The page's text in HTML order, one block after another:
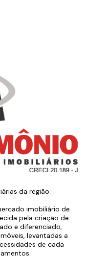
da região.
imobiliário de
pela criação de
e diferenciado,
levantadas a
de cada